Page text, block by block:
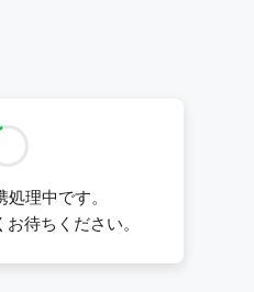
理中です。
待ちください。